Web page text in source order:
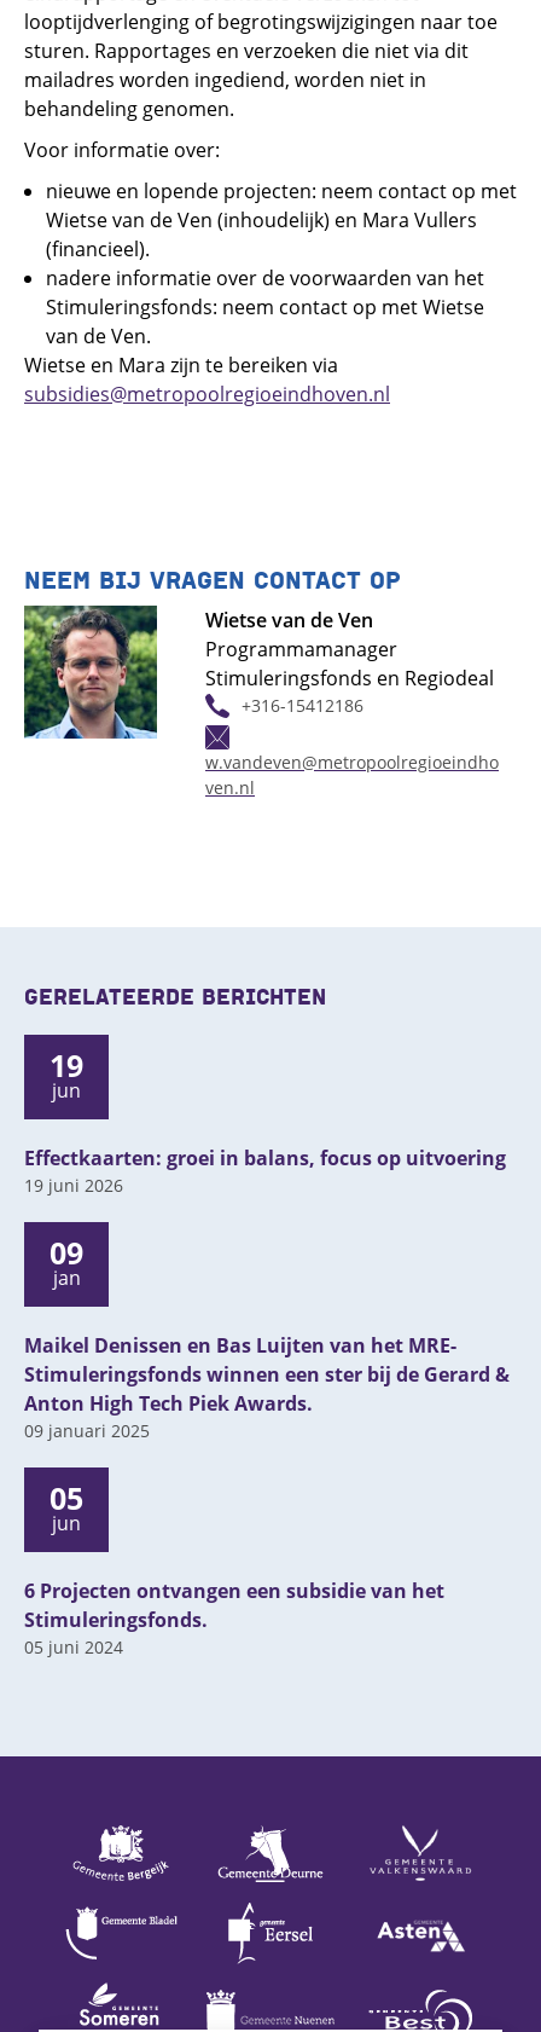
looptijdverlenging of begrotingswijzigingen naar toe
sturen. Rapportages en verzoeken die niet via dit
mailadres worden ingediend, worden niet in
behandeling genomen.
Voor informatie over:
nieuwe en lopende projecten: neem contact op met
Wietse van de Ven (inhoudelijk) en Mara Vullers
(financieel).
nadere informatie over de voorwaarden van het
Stimuleringsfonds: neem contact op met Wietse
van de Ven.
Wietse en Mara zijn te bereiken via
subsidies@metropoolregioeindhoven.nl
NEEM BIJ VRAGEN CONTACT OP
Wietse van de Ven
Programmamanager
Stimuleringsfonds en Regiodeal
+316-15412186
w.vandeven@metropoolregioeindho
ven.nl
GERELATEERDE BERICHTEN
19
jun
Effectkaarten: groei in balans, focus op uitvoering
19 juni 2026
09
jan
Maikel Denissen en Bas Luijten van het MRE-
Stimuleringsfonds winnen een ster bij de Gerard &
Anton High Tech Piek Awards.
09 januari 2025
05
jun
6 Projecten ontvangen een subsidie van het
Stimuleringsfonds.
05 juni 2024